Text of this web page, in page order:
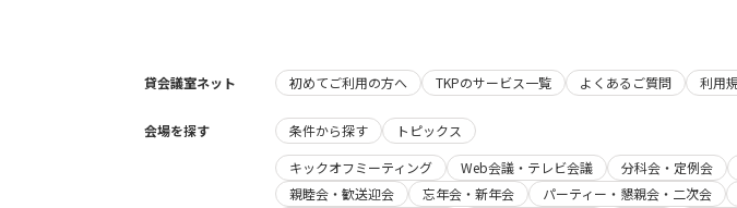
貸会議室ネット 初めてご利用の方へ TKPのサービス一覧 よくあるご質問 利用
会場を探す 条件から探す トピックス
キックオフミーティング Web会議・テレビ会議 分科会・定例会
親睦会・歓送迎会
忘年会・新年会 パーティー・懇親会・二次会